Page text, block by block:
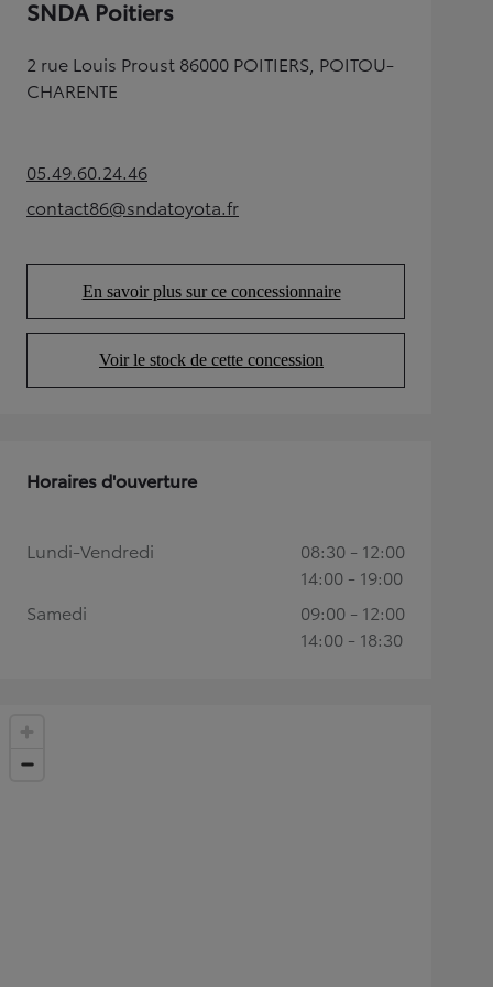
SNDA Poitiers
2 rue Louis Proust 86000 POITIERS, POITOU-
CHARENTE
05.49.60.24.46(Opens in new tab)
contact86@sndatoyota.fr
(Opens in new tab)
En savoir plus sur ce concessionnaire
(Opens in new tab)
Voir le stock de cette concession
(Opens in new tab)
Horaires d'ouverture
Lundi-Vendredi
08:30 - 12:00
14:00 - 19:00
Samedi
09:00 - 12:00
14:00 - 18:30